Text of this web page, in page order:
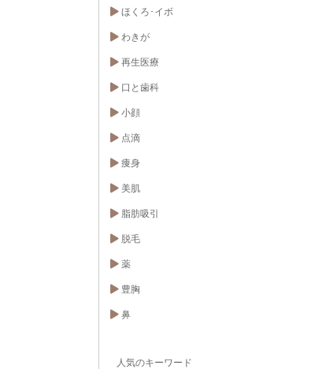
ほくろ･イボ
わきが
再生医療
口と歯科
小顔
点滴
痩身
美肌
脂肪吸引
脱毛
薬
豊胸
鼻
人気のキーワード